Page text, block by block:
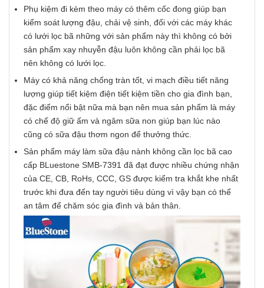
Phụ kiệm đi kèm theo máy có thêm cốc đong giúp bạn
kiểm soát lượng đậu, chải vệ sinh, đối với các máy khác
có lưới lọc bã những với sản phẩm này thì không có bởi
sản phẩm xay nhuyễn đậu luôn không cần phải lọc bã
nên không có lưới lọc.
Máy có khả năng chống tràn tốt, vi mạch điều tiết năng
lượng giúp tiết kiệm điện tiết kiệm tiền cho gia đình bạn,
đặc điểm nổi bật nữa mà bạn nên mua sản phẩm là máy
có chế độ giữ ấm và ngâm sữa non giúp bạn lúc nào
cũng có sữa đậu thơm ngon để thưởng thức.
Sản phẩm máy làm sữa đậu nành không cần lọc bã cao
cấp BLuestone SMB-7391 đã đạt được nhiều chứng nhận
của CE, CB, RoHs, CCC, GS được kiểm tra khắt khe nhất
trước khi đưa đến tay người tiêu dùng vì vậy bạn có thể
an tâm để chăm sóc gia đình và bản thân.